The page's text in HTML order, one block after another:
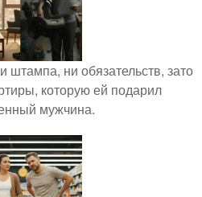
штампа, ни обязательств, зато
которую ей подарил
мужчина.